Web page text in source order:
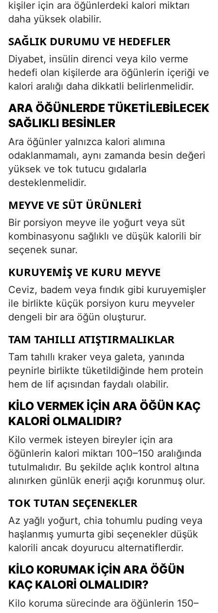
kişiler için ara öğünlerdeki kalori miktarı
daha yüksek olabilir.
SAĞLIK DURUMU VE HEDEFLER
Diyabet, insülin direnci veya kilo verme
hedefi olan kişilerde ara öğünlerin içeriği ve
kalori aralığı daha dikkatli belirlenmelidir.
ARA ÖĞÜNLERDE TÜKETILEBILECEK
SAĞLIKLI BESINLER
Ara öğünler yalnızca kalori alımına
odaklanmamalı, aynı zamanda besin değeri
yüksek ve tok tutucu gıdalarla
desteklenmelidir.
MEYVE VE SÜT ÜRÜNLERI
Bir porsiyon meyve ile yoğurt veya süt
kombinasyonu sağlıklı ve düşük kalorili bir
seçenek sunar.
KURUYEMIŞ VE KURU MEYVE
Ceviz, badem veya fındık gibi kuruyemişler
ile birlikte küçük porsiyon kuru meyveler
dengeli bir ara öğün oluşturur.
TAM TAHILLI ATIŞTIRMALIKLAR
Tam tahıllı kraker veya galeta, yanında
peynirle birlikte tüketildiğinde hem protein
hem de lif açısından faydalı olabilir.
KILO VERMEK İÇIN ARA ÖĞÜN KAÇ
KALORI OLMALIDIR?
Kilo vermek isteyen bireyler için ara
öğünlerin kalori miktarı 100–150 aralığında
tutulmalıdır. Bu şekilde açlık kontrol altına
alınırken günlük enerji açığı korunmuş olur.
TOK TUTAN SEÇENEKLER
Az yağlı yoğurt, chia tohumlu puding veya
haşlanmış yumurta gibi seçenekler düşük
kalorili ancak doyurucu alternatiflerdir.
KILO KORUMAK İÇIN ARA ÖĞÜN
KAÇ KALORI OLMALIDIR?
Kilo koruma sürecinde ara öğünlerin 150–